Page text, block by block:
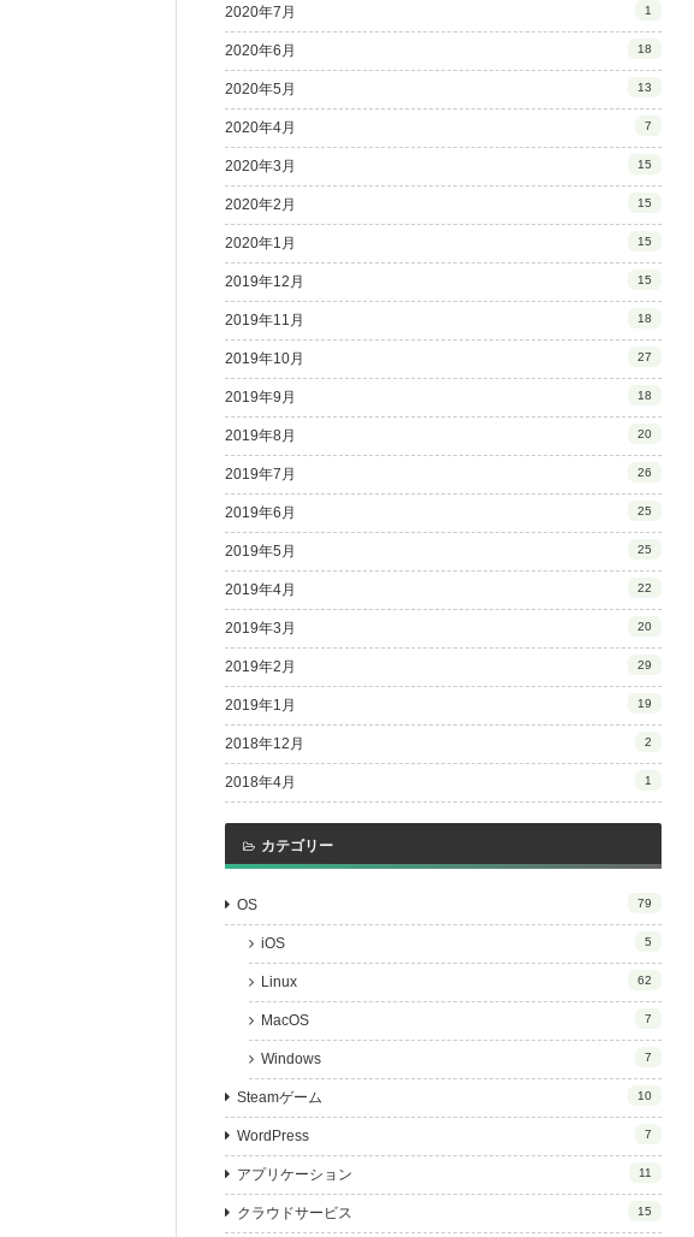
2020年7月 1
2020年6月 18
2020年5月 13
2020年4月 7
2020年3月 15
2020年2月 15
2020年1月 15
2019年12月 15
2019年11月 18
2019年10月 27
2019年9月 18
2019年8月 20
2019年7月 26
2019年6月 25
2019年5月 25
2019年4月 22
2019年3月 20
2019年2月 29
2019年1月 19
2018年12月 2
2018年4月 1
カテゴリー
OS 79
iOS 5
Linux 62
MacOS 7
Windows 7
Steamゲーム 10
WordPress 7
アプリケーション 11
クラウドサービス 15